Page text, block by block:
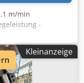
m/min
-
Ah Rea
mm
-
30 mm
L-B-H 650 x
Kleinanzeige